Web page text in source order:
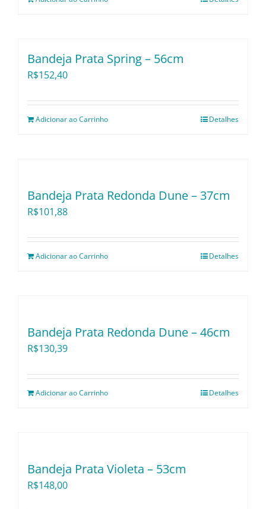
Bandeja Prata Spring – 56cm
R$152,40
Adicionar ao Carrinho Detalhes
Bandeja Prata Redonda Dune – 37cm
R$101,88
Adicionar ao Carrinho Detalhes
Bandeja Prata Redonda Dune – 46cm
R$130,39
Adicionar ao Carrinho Detalhes
Bandeja Prata Violeta – 53cm
R$148,00